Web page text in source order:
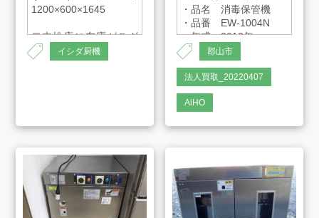
会社案内
お知らせ
アート工芸事業部/アメプリ！
お問合せ
1200×600×1645
二本松店に在庫がござ
います。イシダ厨機
・品名 消毒保管機
・品番 EW-1004N
・年式 2012年
・サイズ
W900×H1950×D550
郡山市
法人買取_20220407
AiHO